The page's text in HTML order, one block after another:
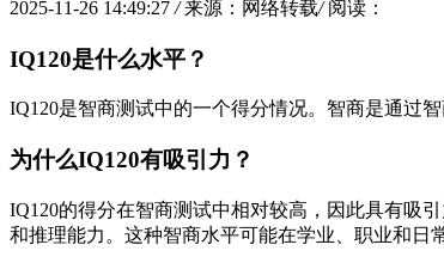
2025-11-26 14:49:27 / 来源：网络转载/ 阅读：
IQ120是什么水平？
IQ120是智商测试中的一个得分情况。智商是通过
为什么IQ120有吸引力？
IQ120的得分在智商测试中相对较高，因此具有吸
和推理能力。这种智商水平可能在学业、职业和日